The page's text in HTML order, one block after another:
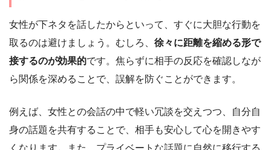
女性が下ネタを話したからといって、すぐに大胆な行動を
取るのは避けましょう。むしろ、 徐々に距離を縮める形で
接するのが効果的です。焦らずに相手の反応を確認しなが
ら関係を深めることで、誤解を防ぐことができます。
例えば、女性との会話の中で軽い冗談を交えつつ、自分自
身の話題を共有することで、相手も安心して心を開きやす
くなります。また、プライベートな話題に自然に移行する